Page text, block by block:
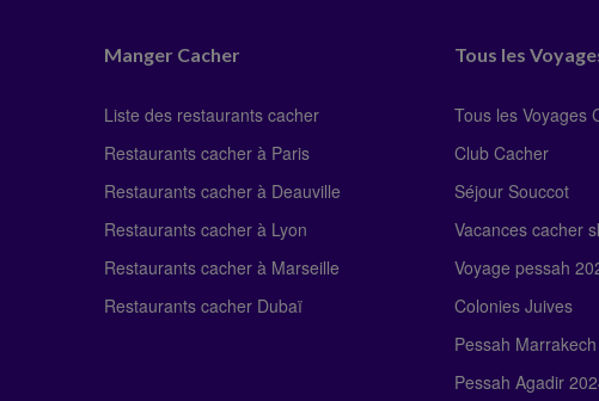
Manger Cacher
Liste des restaurants cacher
Restaurants cacher à Paris
Restaurants cacher à Deauville
Restaurants cacher à Lyon
Restaurants cacher à Marseille
Restaurants cacher Dubaï
Tous les
Tous les Voyages
Club Cacher
Séjour Souccot
Vacances cacher
Voyage pessah
Colonies Juives
Pessah
Pessah Agadir